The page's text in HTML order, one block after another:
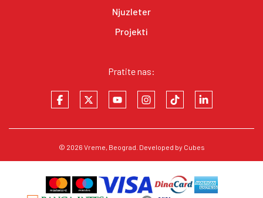
Njuzleter
Projekti
Pratite nas:
© 2026 Vreme, Beograd. Developed by Cubes